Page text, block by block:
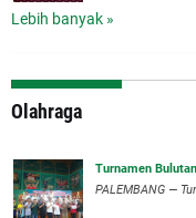
Lebih banyak »
Olahraga
Turnamen
PALEMBANG —